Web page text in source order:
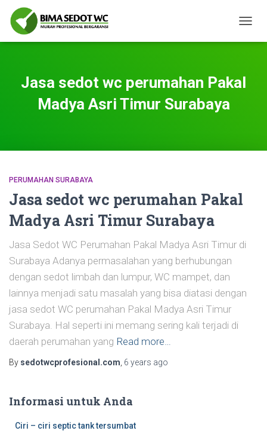
Jasa sedot wc perumahan Pakal
Madya Asri Timur Surabaya
PERUMAHAN SURABAYA
Jasa sedot wc perumahan Pakal
Madya Asri Timur Surabaya
Jasa Sedot WC Perumahan Pakal Madya Asri Timur di
Surabaya Adanya permasalahan yang berhubungan
dengan sedot limbah dan lumpur, WC mampet, dan
lainnya menjadi satu masalah yang bisa diatasi dengan
jasa sedot WC perumahan Pakal Madya Asri Timur
Surabaya. Hal seperti ini memang sering kali terjadi di
daerah perumahan yang Read more…
By sedotwcprofesional.com 6 years ago
Informasi untuk Anda
Ciri – ciri septic tank tersumbat